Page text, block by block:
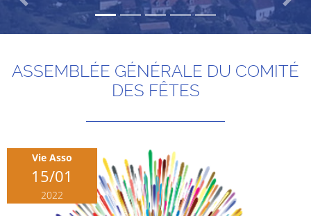
Previous Next
ASSEMBLÉE GÉNÉRALE DU COMITÉ
DES FÊTES
Vie Asso
15/01
2022